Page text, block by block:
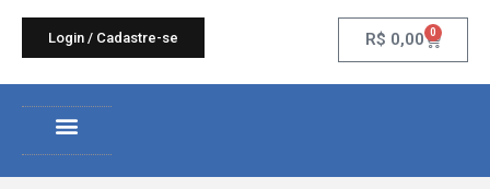
Login / Cadastre-se R$ 0,00 0